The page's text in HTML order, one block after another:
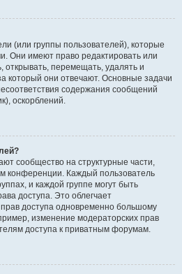
(или группы пользователей), которые
Они имеют право редактировать или
открывать, перемещать, удалять и
который они отвечают. Основные задачи
содержания сообщений
оскорблений.
сообщество на структурные части,
конференции. Каждый пользователь
и каждой группе могут быть
доступа. Это облегчает
доступа одновременно большому
изменение модераторских прав
доступа к приватным форумам.